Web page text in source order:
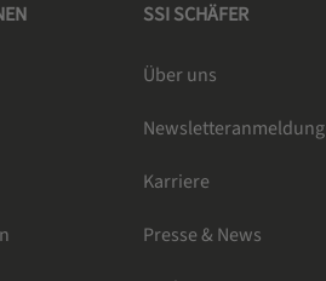
SSI SCHÄFER
Über uns
Newsletteranmeldung
Karriere
Presse & News